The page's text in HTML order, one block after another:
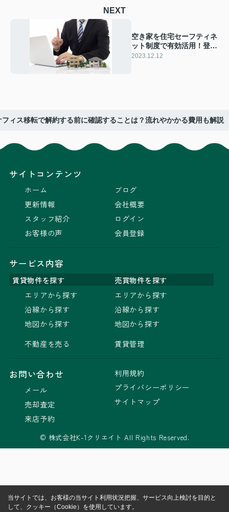
NEXT
空き家を住宅セーフティネ
ット制度で有効活用！登録
方法やメリットとは
2023.12.12
フィス移転で解約する前に確認することは？流れやかかる費用も解説
サイトコンテンツ
ホーム
更新情報
スタッフ紹介
お客様の声
ブログ
会社概要
ログイン
会員登録
サービス内容
賃貸物件を探す
売買物件を探す
エリアから探す
沿線から探す
地図から探す
不動産を売る
エリアから探す
沿線から探す
地図から探す
賃貸管理
お問い合わせ
メール
売却査定
来店予約
利用規約
プライバシーポリシー
サイトマップ
© 株式会社K-1クリエイト All Rights Reserved.
当サイトでは、お客様の当サイト利用状況把握、サービス向上検討を目的と
して、クッキー（Cookie）を使用しています。